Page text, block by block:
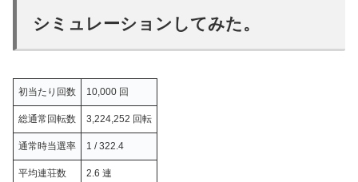
シミュレーションしてみた。
初当たり回数 10,000 回
総通常回転数 3,224,252 回転
通常時当選率 1 / 322.4
平均連荘数 2.6 連